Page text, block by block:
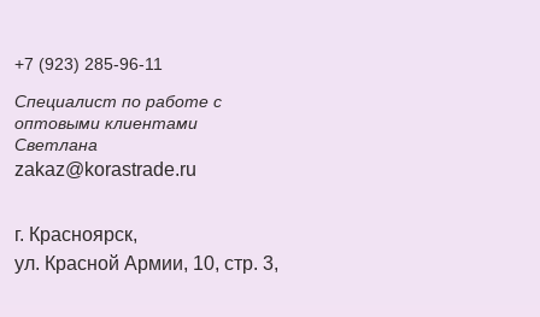
+7 (923) 285-96-11
Специалист по работе с
оптовыми клиентами
Светлана
zakaz@korastrade.ru
г. Красноярск,
ул. Красной Армии, 10, стр. 3,